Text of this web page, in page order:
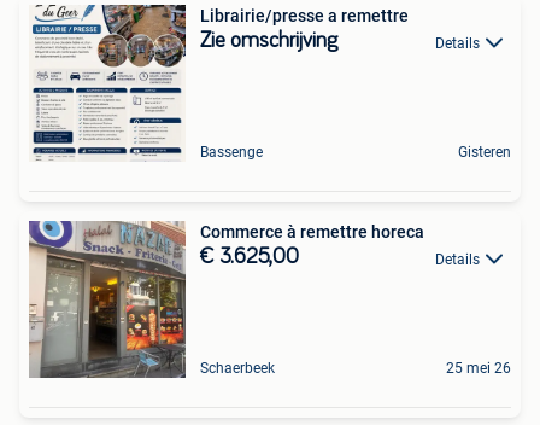
Librairie/presse a remettre
Zie omschrijving Details
Bassenge Gisteren
Commerce à remettre horeca
€ 3.625,00 Details
Schaerbeek 25 mei 26